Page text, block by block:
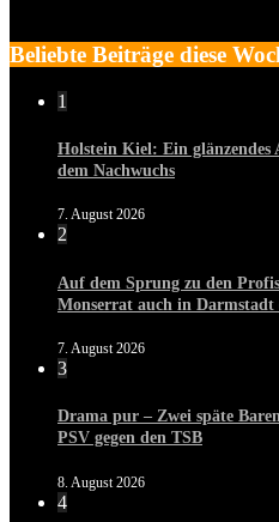
Beliebte Beiträge diese
1
Holstein Kiel: Ein glänzendes
dem Nachwuchs
7. August 2026
2
Auf dem Sprung zu den
Monserrat auch in Darmstadt
7. August 2026
3
Drama pur – Zwei späte
PSV gegen den TSB
8. August 2026
4